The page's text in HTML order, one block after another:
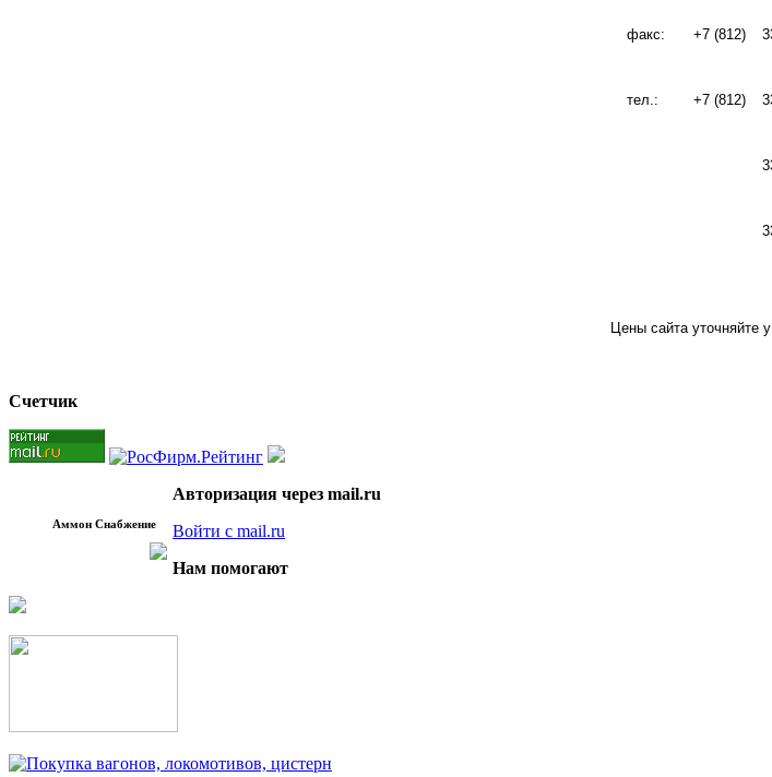
факс: +7 (812)
тел.: +7 (812)
Цены сайта уточняйте
Счетчик
Аммон Снабжение
Авторизация через mail.ru
Войти с mail.ru
Нам помогают